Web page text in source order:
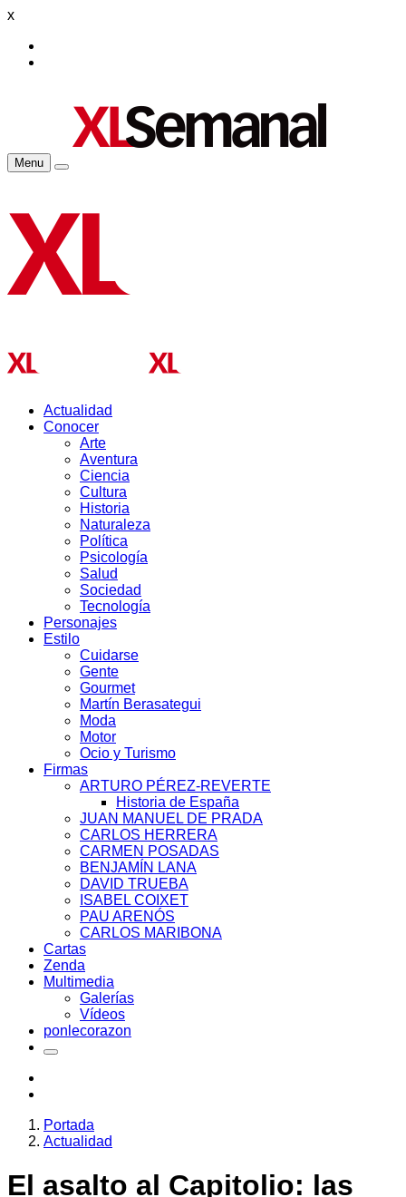
x
Menu
Actualidad
Conocer
Arte
Aventura
Ciencia
Cultura
Historia
Naturaleza
Política
Psicología
Salud
Sociedad
Tecnología
Personajes
Estilo
Cuidarse
Gente
Gourmet
Martín Berasategui
Moda
Motor
Ocio y Turismo
Firmas
ARTURO PÉREZ-REVERTE
Historia de España
JUAN MANUEL DE PRADA
CARLOS HERRERA
CARMEN POSADAS
BENJAMÍN LANA
DAVID TRUEBA
ISABEL COIXET
PAU ARENÓS
CARLOS MARIBONA
Cartas
Zenda
Multimedia
Galerías
Vídeos
ponlecorazon
Portada
Actualidad
El asalto al Capitolio: las